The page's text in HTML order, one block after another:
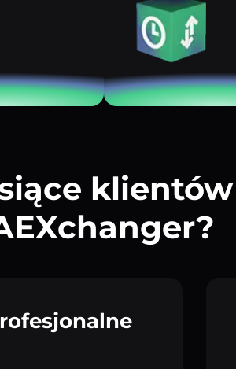
klientów